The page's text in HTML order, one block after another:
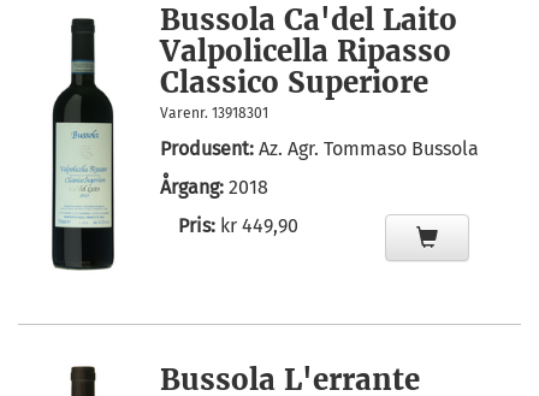
Bussola Ca'del Laito
Valpolicella Ripasso
Classico Superiore
Varenr. 13918301
Produsent: Az. Agr. Tommaso Bussola
Årgang: 2018
Pris: kr 449,90
Bussola L'errante